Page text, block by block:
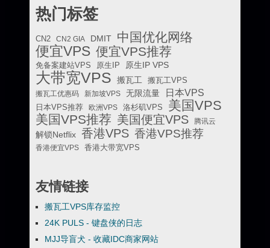
热门标签
CN2 CN2 GIA DMIT 中国优化网络
便宜VPS 便宜VPS推荐
免备案建站VPS 原生IP 原生IP VPS
大带宽VPS 搬瓦工
搬瓦工VPS
搬瓦工优惠码
新加坡VPS 无限流量 日本VPS
日本VPS推荐 欧洲VPS 洛杉矶VPS 美国VPS
美国VPS推荐 美国便宜VPS 腾讯云
解锁Netflix 香港VPS 香港VPS推荐
香港便宜VPS 香港大带宽VPS
友情链接
搬瓦工VPS库存监控
24K PULS - 键盘侠的日志
MJJ导盲犬 - 收藏IDC商家网站